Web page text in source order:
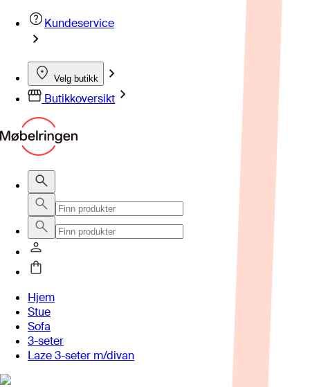
Kundeservice
Velg butikk
Butikkoversikt
Hjem
Stue
Sofa
3-seter
Laze 3-seter m/divan